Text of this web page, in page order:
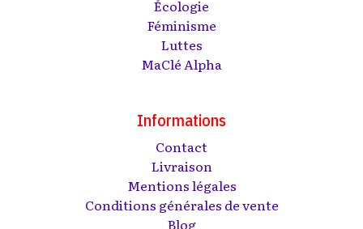
Écologie
Féminisme
Luttes
MaClé Alpha
Informations
Contact
Livraison
Mentions légales
Conditions générales de vente
Blog